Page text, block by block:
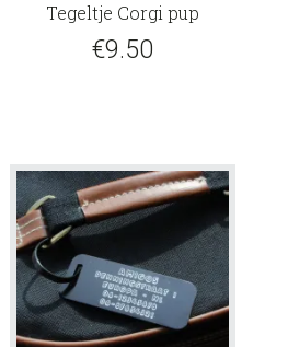
Tegeltje Corgi pup
€9.50